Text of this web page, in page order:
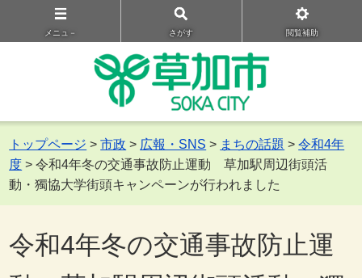
メニュ－ さがす 閲覧補助
トップページ >市政 > 広報・SNS > まちの話題 >令和4年
度 > 令和4年冬の交通事故防止運動 草加駅周辺街頭活
動・獨協大学街頭キャンペーンが行われました
令和4年冬の交通事故防止運